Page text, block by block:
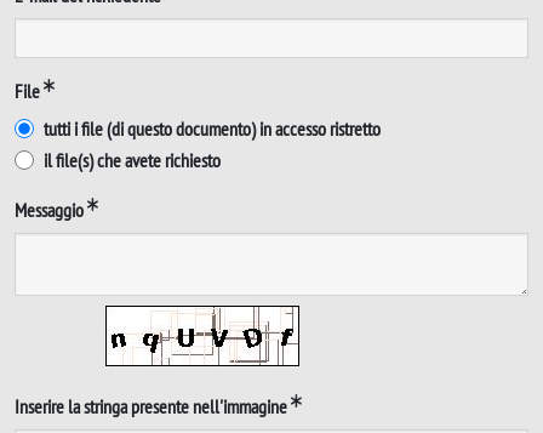
File
tutti i file (di questo documento) in accesso ristretto
il file(s) che avete richiesto
Messaggio
Inserire la stringa presente nell'immagine